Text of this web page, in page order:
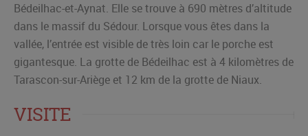
Bédeilhac-et-Aynat. Elle se trouve à 690 mètres d’altitude
dans le massif du Sédour. Lorsque vous êtes dans la
vallée, l’entrée est visible de très loin car le porche est
gigantesque. La grotte de Bédeilhac est à 4 kilomètres de
Tarascon-sur-Ariège et 12 km de la grotte de Niaux.
VISITE